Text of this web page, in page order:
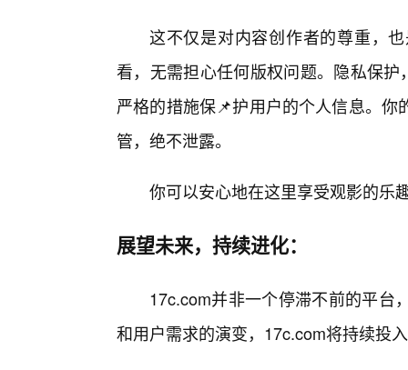
这不仅是对内容创作者的尊重，
看，无需担心任何版权问题。隐私保
严格的措施保📌护用户的个人信息。
管，绝不泄露。
你可以安心地在这里享受观影的乐
展望未来，持续进化：
17c.com并非一个停滞不前的平台
和用户需求的演变，17c.com将持续投